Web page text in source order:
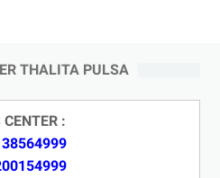
THALITA PULSA
: